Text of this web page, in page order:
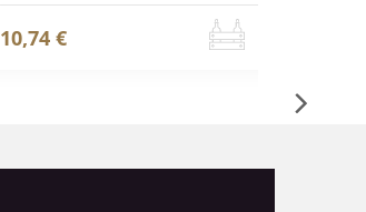
10,74 €